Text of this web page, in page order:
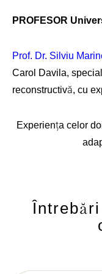
PROFESOR
Prof. Dr. Silviu
Carol Davila,
reconstructivă, cu
Experiența celor